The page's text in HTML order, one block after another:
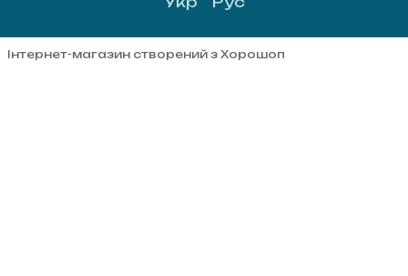
Інтернет-магазин створений з Хорошоп